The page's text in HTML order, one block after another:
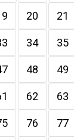
20 21
34 35
48 49
62 63
76 77